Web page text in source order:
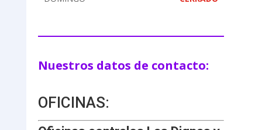
Nuestros datos de contacto:
OFICINAS: